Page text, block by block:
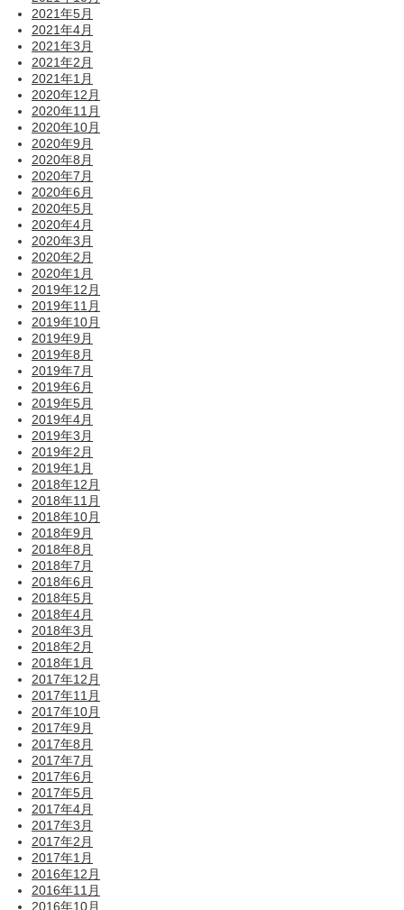
2021年5月
2021年4月
2021年3月
2021年2月
2021年1月
2020年12月
2020年11月
2020年10月
2020年9月
2020年8月
2020年7月
2020年6月
2020年5月
2020年4月
2020年3月
2020年2月
2020年1月
2019年12月
2019年11月
2019年10月
2019年9月
2019年8月
2019年7月
2019年6月
2019年5月
2019年4月
2019年3月
2019年2月
2019年1月
2018年12月
2018年11月
2018年10月
2018年9月
2018年8月
2018年7月
2018年6月
2018年5月
2018年4月
2018年3月
2018年2月
2018年1月
2017年12月
2017年11月
2017年10月
2017年9月
2017年8月
2017年7月
2017年6月
2017年5月
2017年4月
2017年3月
2017年2月
2017年1月
2016年12月
2016年11月
2016年10月